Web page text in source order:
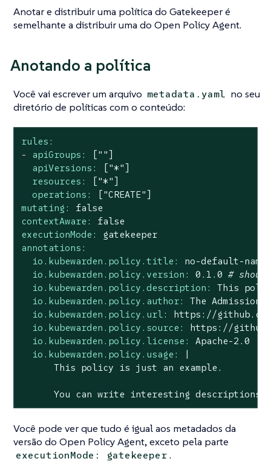
Anotar e distribuir uma política do Gatekeeper é
semelhante a distribuir uma do Open Policy Agent.
Anotando a política
Você vai escrever um arquivo metadata.yaml no seu
diretório de políticas com o conteúdo:
rules:
-
apiGroups:
[""]
apiVersions:
["*"]
resources:
["*"]
operations:
["CREATE"]
mutating:
false
contextAware:
false
executionMode:
gatekeeper
annotations:
io.kubewarden.policy.title:
no-default-
io.kubewarden.policy.version:
0.1 .0 #
io.kubewarden.policy.description:
This
io.kubewarden.policy.author:
The Admission
io.kubewarden.policy.url:
https://
io.kubewarden.policy.source:
https://
io.kubewarden.policy.license:
Apache-2.0
io.kubewarden.policy.usage:
|
You can write interesting descriptions
Você pode ver que tudo é igual aos metadados da
versão do Open Policy Agent, exceto pela parte
executionMode: gatekeeper.